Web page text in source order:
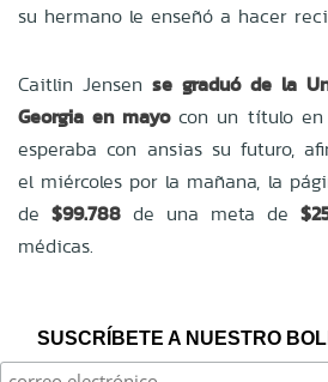
su hermano le enseñó a hacer
Caitlin Jensen se graduó de la
Georgia en mayo con un título
esperaba con ansias su futuro,
el miércoles por la mañana, la
de $99.788 de una meta de
médicas.
SUSCRÍBETE A NUESTRO